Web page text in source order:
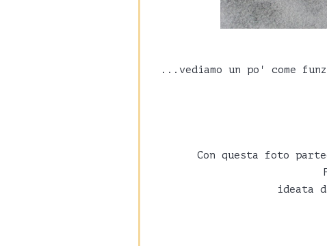
...vediamo un po' come
Con questa foto
ideata